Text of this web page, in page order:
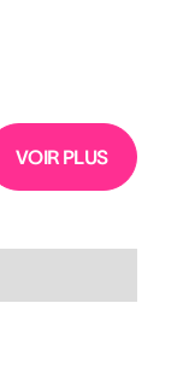
VOIR PLUS